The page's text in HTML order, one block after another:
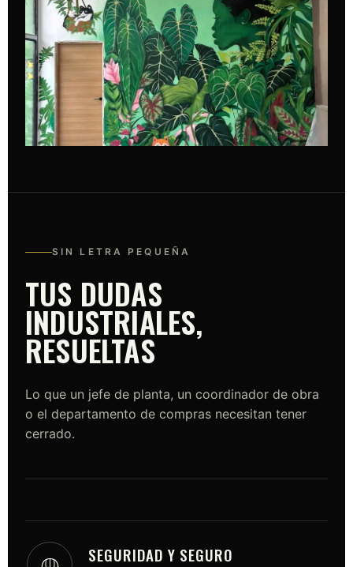
SIN LETRA PEQUEÑA
TUS DUDAS
INDUSTRIALES,
RESUELTAS
Lo que un jefe de planta, un coordinador de obra
o el departamento de compras necesitan tener
cerrado.
SEGURIDAD Y SEGURO